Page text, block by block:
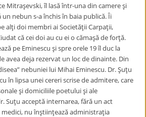
Mitraşevski, îl lasă într-una din camere şi
nebun s-a închis în baia publică. Îi
alţi doi membri ai Societăţii Carpaţii,
că cei doi au cu ei o cămaşă de forţă.
pe Eminescu şi spre orele 19 îl duc la
avea deja rezervat un loc de dinainte. Din
nebuniei lui Mihai Eminescu. Dr. Şuţu
în lipsa unei cereri scrise de admitere, care
şi domiciliile poetului şi ale
Suţu acceptă internarea, fără un act
medici, nu înştiinţează administraţia